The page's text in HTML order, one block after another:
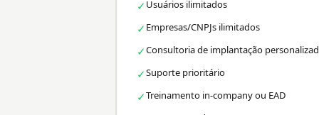
✓ Usuários ilimitados
✓ Empresas/CNPJs ilimitados
✓Consultoria de implantação
✓Suporte prioritário
✓Treinamento in-company ou EAD